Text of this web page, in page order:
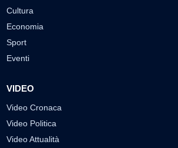
Cultura
Economia
Sport
Eventi
VIDEO
Video Cronaca
Video Politica
Video Attualità